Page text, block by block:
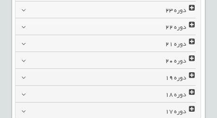
دوره23
دوره22
دوره21
دوره20
دوره19
دوره18
دوره17